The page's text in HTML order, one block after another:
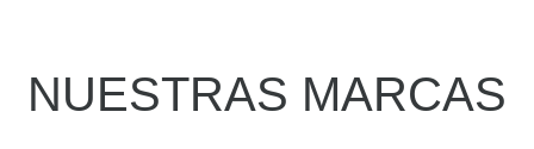
NUESTRAS MARCAS